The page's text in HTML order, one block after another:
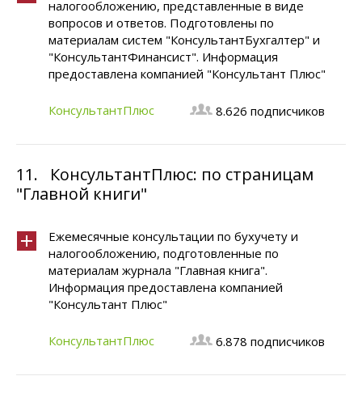
налогообложению, представленные в виде
вопросов и ответов. Подготовлены по
материалам систем "КонсультантБухгалтер" и
"КонсультантФинансист". Информация
предоставлена компанией "Консультант Плюс"
КонсультантПлюс 8.626 подписчиков
11.
КонсультантПлюс: по cтраницам
"Главной книги"
Ежемесячные консультации по бухучету и
налогообложению, подготовленные по
материалам журнала "Главная книга".
Информация предоставлена компанией
"Консультант Плюс"
КонсультантПлюс 6.878 подписчиков